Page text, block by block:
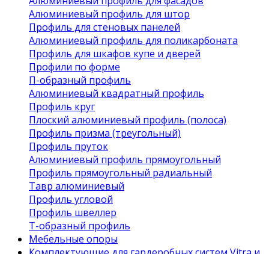
Алюминиевый профиль для штор
Профиль для стеновых панелей
Алюминиевый профиль для поликарбоната
Профиль для шкафов купе и дверей
Профили по форме
П-образный профиль
Алюминиевый квадратный профиль
Профиль круг
Плоский алюминиевый профиль (полоса)
Профиль призма (треугольный)
Профиль пруток
Алюминиевый профиль прямоугольный
Профиль прямоугольный радиальный
Тавр алюминиевый
Профиль угловой
Профиль швеллер
Т-образный профиль
Мебельные опоры